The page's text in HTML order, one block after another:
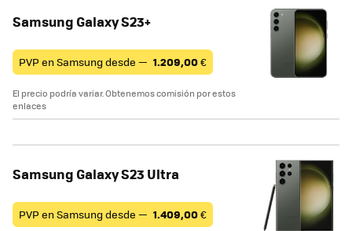
Samsung Galaxy S23+
PVP en Samsung desde — 1.209,00€
El precio podría variar. Obtenemos comisión por estos
enlaces
Samsung Galaxy S23 Ultra
PVP en Samsung desde — 1.409,00€